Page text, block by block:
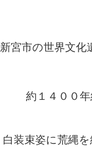
新宮市の世界文化
約１４００
白装束姿に荒縄